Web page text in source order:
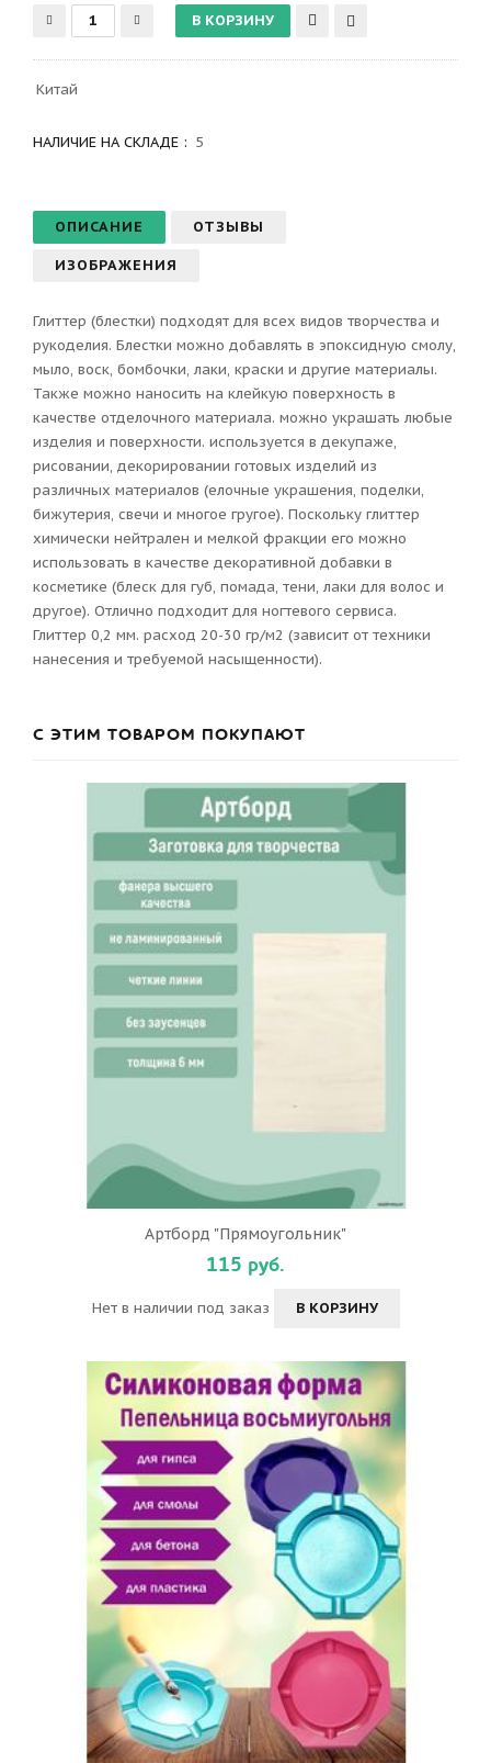
Китай
НАЛИЧИЕ НА СКЛАДЕ : 5
ОПИСАНИЕ ОТЗЫВЫ
ИЗОБРАЖЕНИЯ
Глиттер (блестки) подходят для всех видов творчества и
рукоделия. Блестки можно добавлять в эпоксидную смолу,
мыло, воск, бомбочки, лаки, краски и другие материалы.
Также можно наносить на клейкую поверхность в
качестве отделочного материала. можно украшать любые
изделия и поверхности. используется в декупаже,
рисовании, декорировании готовых изделий из
различных материалов (елочные украшения, поделки,
бижутерия, свечи и многое гругое). Поскольку глиттер
химически нейтрален и мелкой фракции его можно
использовать в качестве декоративной добавки в
косметике (блеск для губ, помада, тени, лаки для волос и
другое). Отлично подходит для ногтевого сервиса.
Глиттер 0,2 мм. расход 20-30 гр/м2 (зависит от техники
нанесения и требуемой насыщенности).
С ЭТИМ ТОВАРОМ ПОКУПАЮТ
Артборд "Прямоугольник"
115 руб.
Нет в наличии под заказ В КОРЗИНУ